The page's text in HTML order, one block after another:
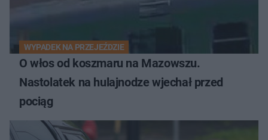
WYPADEK NA PRZEJEŹDZIE
O włos od koszmaru na Mazowszu.
Nastolatek na hulajnodze wjechał przed
pociąg